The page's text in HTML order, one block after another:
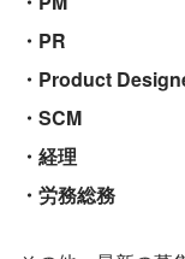
・PR
・Product
・SCM
・経理
・労務総務